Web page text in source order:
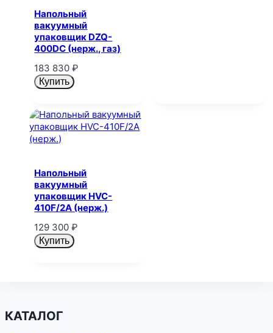
Напольный
вакуумный
упаковщик DZQ-
400DC (нерж., газ)
183 830₽
Купить
Напольный
вакуумный
упаковщик HVC-
410F/2A (нерж.)
129 300₽
Купить
КАТАЛОГ